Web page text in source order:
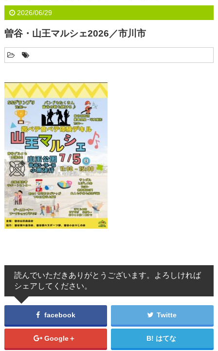
2026/06/29
曽谷・山王マルシェ2026／市川市
読んでいただきありがとうございます。よろしければ
シェアしてください。
facebook Twitte
Google＋ はてな